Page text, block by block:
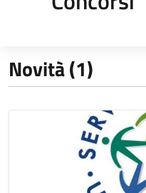
Novità (1)